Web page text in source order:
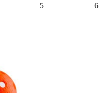
5 6